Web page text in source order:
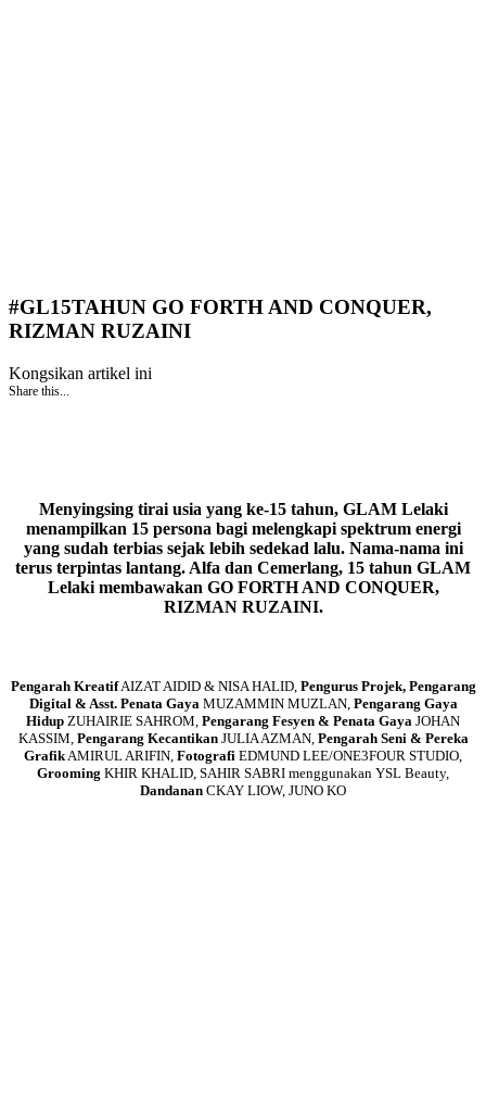
#GL15TAHUN GO FORTH AND CONQUER,
RIZMAN RUZAINI
Kongsikan artikel ini
Share this...
Menyingsing tirai usia yang ke-15 tahun, GLAM Lelaki
menampilkan 15 persona bagi melengkapi spektrum energi
yang sudah terbias sejak lebih sedekad lalu. Nama-nama ini
terus terpintas lantang. Alfa dan Cemerlang, 15 tahun GLAM
Lelaki membawakan GO FORTH AND CONQUER,
RIZMAN RUZAINI.
Pengarah KreatifAIZAT AIDID & NISA HALID, Pengurus Projek, Pengarang
Digital & Asst. Penata GayaMUZAMMIN MUZLAN, Pengarang Gaya
Hidup ZUHAIRIE SAHROM, Pengarang Fesyen & Penata Gaya JOHAN
KASSIM, Pengarang KecantikanJULIA AZMAN, Pengarah Seni & Pereka
GrafikAMIRUL ARIFIN, Fotografi EDMUND LEE/ONE3FOUR STUDIO,
Grooming KHIR KHALID, SAHIR SABRI menggunakan YSL Beauty,
Dandanan CKAY LIOW, JUNO KO